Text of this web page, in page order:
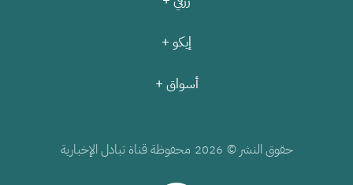
إيكو +
أسواق +
حقوق النشر © 2026 محفوظة قناة تبادل الإخبارية